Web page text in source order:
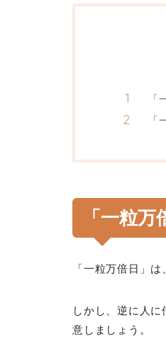
「一粒
「一粒万倍日」
しかし、逆に人
意しましょう。